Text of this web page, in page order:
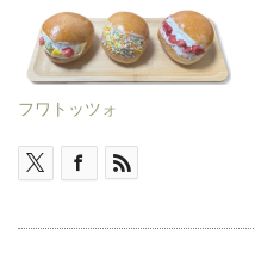
フワトッツォ